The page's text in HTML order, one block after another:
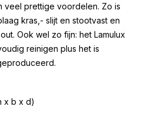
veel prettige voordelen. Zo is
kras,- slijt en stootvast en
Ook wel zo fijn: het Lamulux
reinigen plus het is
x b x d)